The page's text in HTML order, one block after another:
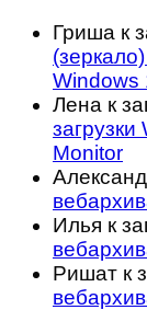
Гриша к
Windows
Лена к
Monitor
Илья к
Ришат к